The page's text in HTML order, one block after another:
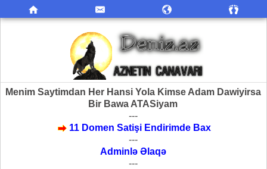
Menim Saytimdan Her Hansi Yola Kimse Adam Dawiyirsa
Bir Bawa ATASiyam
---
11 Domen Satişi Endirimde Bax
---
Adminlə Əlaqə
---